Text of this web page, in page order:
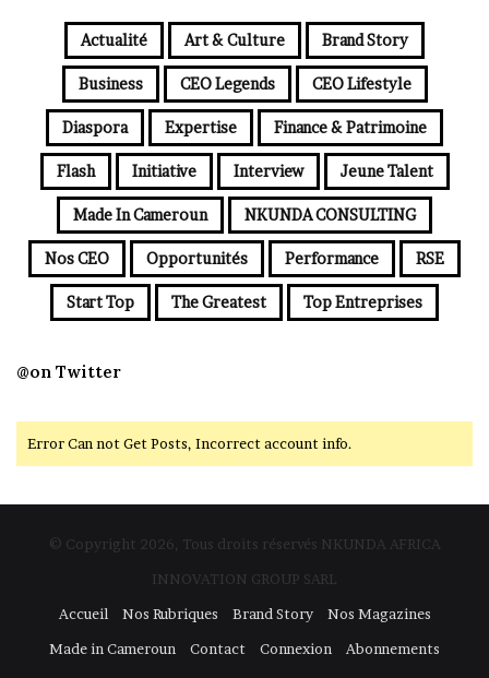
Actualité Art & Culture Brand Story
Business CEO Legends CEO Lifestyle
Diaspora Expertise Finance & Patrimoine
Flash Initiative Interview Jeune Talent
Made In Cameroun NKUNDA CONSULTING
Nos CEO Opportunités Performance RSE
Start Top The Greatest Top Entreprises
@on Twitter
Error Can not Get Posts, Incorrect account info.
© Copyright 2026, Tous droits réservés NKUNDA AFRICA
INNOVATION GROUP SARL
Accueil
Nos Rubriques Brand Story
Nos Magazines
Made in Cameroun
Contact Connexion Abonnements